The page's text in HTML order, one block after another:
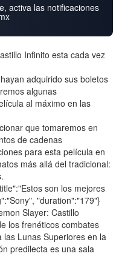
activa las notificaciones
Infinito esta cada vez
adquirido sus boletos
algunas
al máximo en las
que tomaremos en
de cadenas
para esta película en
más allá del tradicional:
son los mejores
"duration":"179"}
Slayer: Castillo
los frenéticos combates
Lunas Superiores en la
predilecta es una sala